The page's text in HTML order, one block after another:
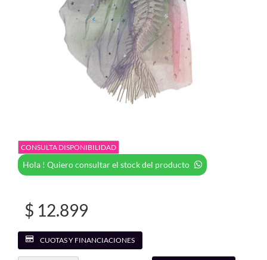
CONSULTA DISPONIBILIDAD
Hola ! Quiero consultar el stock del producto
$ 12.899
CUOTAS Y FINANCIACIONES